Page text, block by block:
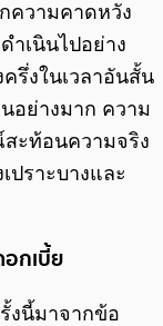
ความคาดหวัง
ำเนินไปอย่าง
รึ่งในเวลาอันสั้น
อย่างมาก ความ
ะท้อนความจริง
ปราะบางและ
กเบี้ย
งนี้มาจากข้อ